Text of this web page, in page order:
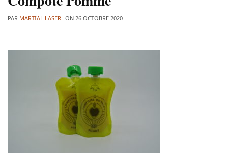
PAR MARTIAL LÄSER ON 26 OCTOBRE 2020